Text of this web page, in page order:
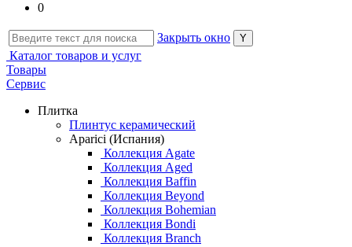
0
Закрыть окно
Каталог товаров и услуг
Товары
Сервис
Плитка
Плинтус керамический
Aparici (Испания)
Коллекция Agate
Коллекция Aged
Коллекция Baffin
Коллекция Beyond
Коллекция Bohemian
Коллекция Bondi
Коллекция Branch